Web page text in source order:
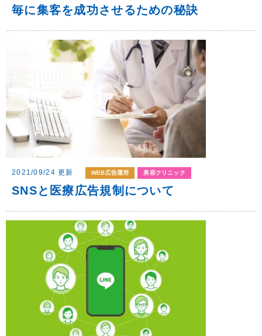
毎に集客を成功させるための秘訣
2021/09/24 更新 WEB広告運用 美容クリニック
SNSと医療広告規制について